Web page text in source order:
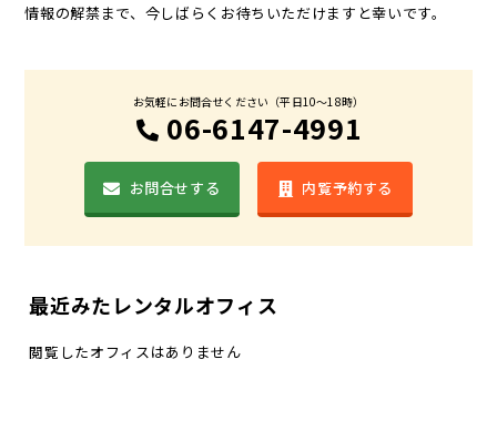
情報の解禁まで、今しばらくお待ちいただけますと幸いです。
お気軽にお問合せください（平日10〜18時）
06-6147-4991
お問合せする 内覧予約する
最近みたレンタルオフィス
閲覧したオフィスはありません